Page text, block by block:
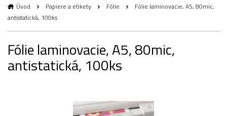
Úvod Papiere a etikety Fólie
Fólie laminovacie, A5, 80mic,
antistatická, 100ks
Fólie laminovacie, A5, 80mic,
antistatická, 100ks